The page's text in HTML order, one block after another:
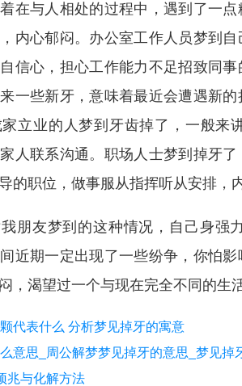
在与人相处的过程中，遇到了一
内心郁闷。办公室工作人员梦到
信心，担心工作能力不足招致同
一些新牙，意味着最近会遭遇新
立业的人梦到牙齿掉了，一般来
人联系沟通。职场人士梦到掉牙
的职位，做事服从指挥听从安排，
朋友梦到的这种情况，自己身强
近期一定出现了一些纷争，你怕
，渴望过一个与现在完全不同的生
代表什么 分析梦见掉牙的寓意
意思_周公解梦梦见掉牙的意思_梦见掉
兆与化解方法